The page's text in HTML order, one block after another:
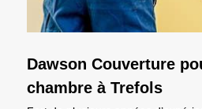
Dawson Couverture
chambre à Trefols